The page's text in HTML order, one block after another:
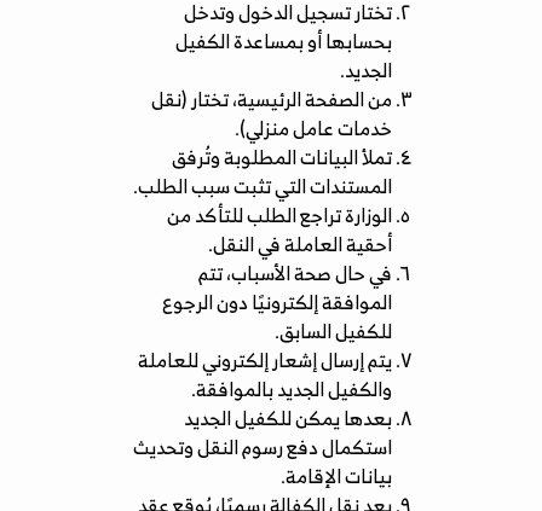
تختار تسجيل الدخول وتدخل
بحسابها أو بمساعدة الكفيل
الجديد.
من الصفحة الرئيسية، تختار (نقل
خدمات عامل منزلي).
تملأ البيانات المطلوبة وتُرفق
المستندات التي تثبت سبب الطلب.
الوزارة تراجع الطلب للتأكد من
أحقية العاملة في النقل.
في حال صحة الأسباب، تتم
الموافقة إلكترونيًا دون الرجوع
للكفيل السابق.
يتم إرسال إشعار إلكتروني للعاملة
والكفيل الجديد بالموافقة.
بعدها يمكن للكفيل الجديد
استكمال دفع رسوم النقل وتحديث
بيانات الإقامة.